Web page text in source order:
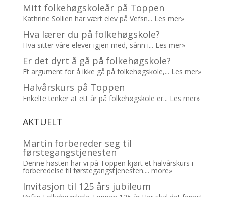
Mitt folkehøgskoleår på Toppen
Kathrine Sollien har vært elev på Vefsn... Les mer»
Hva lærer du på folkehøgskole?
Hva sitter våre elever igjen med, sånn i... Les mer»
Er det dyrt å gå på folkehøgskole?
Et argument for å ikke gå på folkehøgskole,... Les mer»
Halvårskurs på Toppen
Enkelte tenker at ett år på folkehøgskole er... Les mer»
AKTUELT
Martin forbereder seg til
førstegangstjenesten
Denne høsten har vi på Toppen kjørt et halvårskurs i
forberedelse til førstegangstjenesten.... more»
Invitasjon til 125 års jubileum